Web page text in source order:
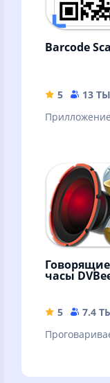
Barcode
5 13
Говорящие
часы
5 7.4